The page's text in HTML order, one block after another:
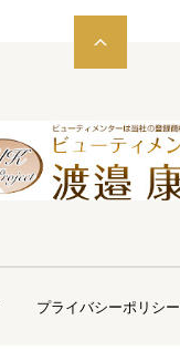
プライバシーポリシー